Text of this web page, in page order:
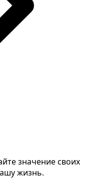
значение своих
жизнь.